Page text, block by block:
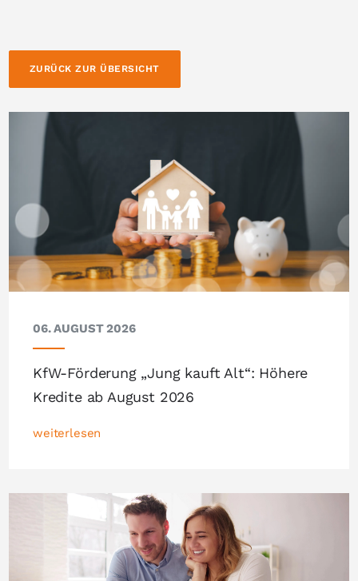
ZURÜCK ZUR ÜBERSICHT
06. AUGUST 2026
KfW-Förderung „Jung kauft Alt“: Höhere
Kredite ab August 2026
weiterlesen